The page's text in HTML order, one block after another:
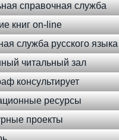
справочная служба
книг on-line
служба русского языка
читальный зал
консультирует
ресурсы
проекты